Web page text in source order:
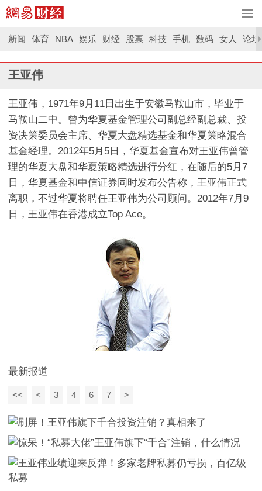
新闻 体育 NBA 娱乐 财经 股票 科技 手机 数码 女人 论坛
王亚伟
王亚伟，1971年9月11日出生于安徽马鞍山市，毕业于
马鞍山二中。曾为华夏基金管理公司副总经副总裁、投
资决策委员会主席、华夏大盘精选基金和华夏策略混合
基金经理。2012年5月5日，华夏基金宣布对王亚伟曾管
理的华夏大盘和华夏策略精选进行分红，在随后的5月7
日，华夏基金和中信证券同时发布公告称，王亚伟正式
离职，不过华夏将聘任王亚伟为公司顾问。2012年7月9
日，王亚伟在香港成立Top Ace。
最新报道
<< < 3 4 6 7 >